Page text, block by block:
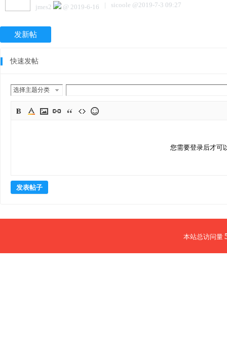
jmes2 @ 2019-6-16 | sicoole @2019-7-3 09:27
发新帖
快速发帖
选择主题分类
您需要登录后才可
发表帖子
本站总访问量